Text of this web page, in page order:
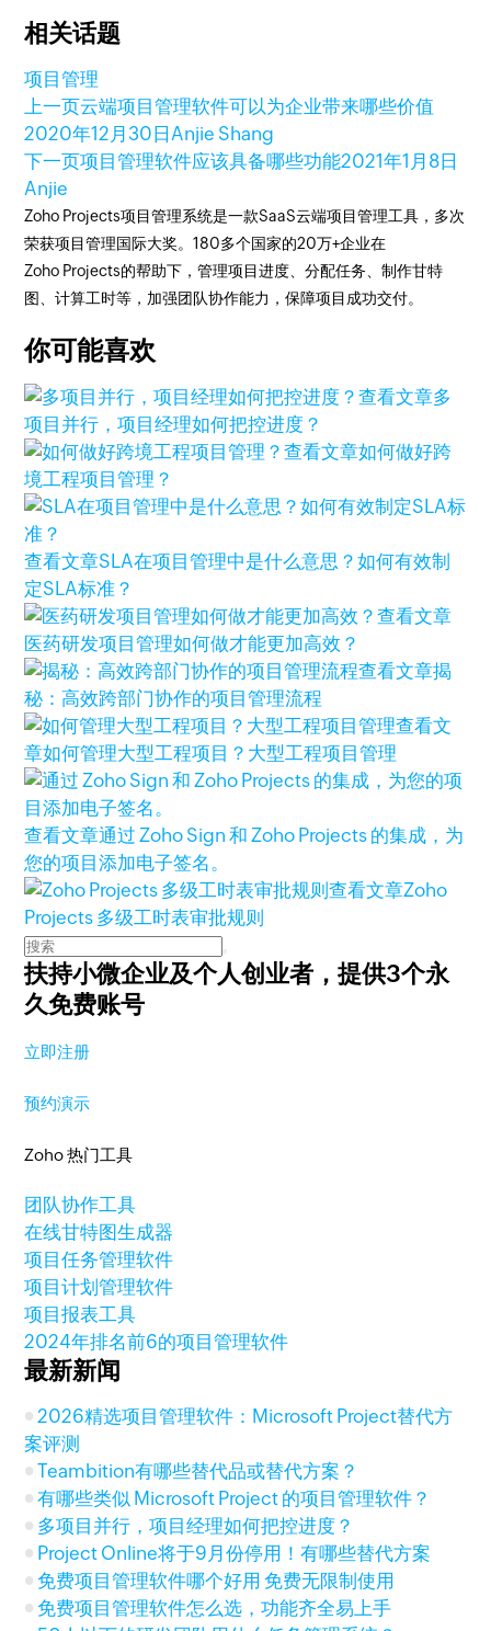
相关话题
项目管理
上一页云端项目管理软件可以为企业带来哪些价值
2020年12月30日Anjie Shang
下一页项目管理软件应该具备哪些功能2021年1月8日
Anjie
Zoho Projects项目管理系统是一款SaaS云端项目管理工具，多次
荣获项目管理国际大奖。180多个国家的20万+企业在
Zoho Projects的帮助下，管理项目进度、分配任务、制作甘特
图、计算工时等，加强团队协作能力，保障项目成功交付。
你可能喜欢
查看文章多
项目并行，项目经理如何把控进度？
查看文章如何做好跨
境工程项目管理？
查看文章SLA在项目管理中是什么意思？如何有效制
定SLA标准？
查看文章
医药研发项目管理如何做才能更加高效？
查看文章揭
秘：高效跨部门协作的项目管理流程
查看文
章如何管理大型工程项目？大型工程项目管理
查看文章通过 Zoho Sign 和 Zoho Projects 的集成，为
您的项目添加电子签名。
查看文章Zoho
Projects 多级工时表审批规则
扶持小微企业及个人创业者，提供3个永
久免费账号
立即注册
预约演示
Zoho 热门工具
团队协作工具
在线甘特图生成器
项目任务管理软件
项目计划管理软件
项目报表工具
2024年排名前6的项目管理软件
最新新闻
2026精选项目管理软件：Microsoft Project替代方
案评测
Teambition有哪些替代品或替代方案？
有哪些类似 Microsoft Project 的项目管理软件？
多项目并行，项目经理如何把控进度？
Project Online将于9月份停用！有哪些替代方案
免费项目管理软件哪个好用 免费无限制使用
免费项目管理软件怎么选，功能齐全易上手